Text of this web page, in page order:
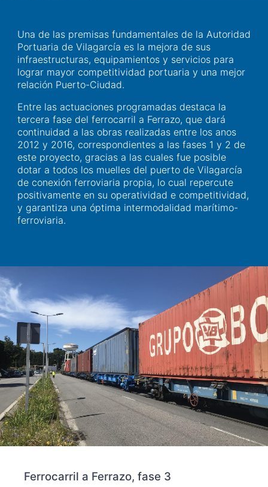
Una de las premisas fundamentales de la Autoridad
Portuaria de Vilagarcía es la mejora de sus
infraestructuras, equipamientos y servicios para
lograr mayor competitividad portuaria y una mejor
relación Puerto-Ciudad.
Entre las actuaciones programadas destaca la
tercera fase del ferrocarril a Ferrazo, que dará
continuidad a las obras realizadas entre los anos
2012 y 2016, correspondientes a las fases 1 y 2 de
este proyecto, gracias a las cuales fue posible
dotar a todos los muelles del puerto de Vilagarcía
de conexión ferroviaria propia, lo cual repercute
positivamente en su operatividad e competitividad,
y garantiza una óptima intermodalidad marítimo-
ferroviaria.
Ferrocarril a Ferrazo, fase 3